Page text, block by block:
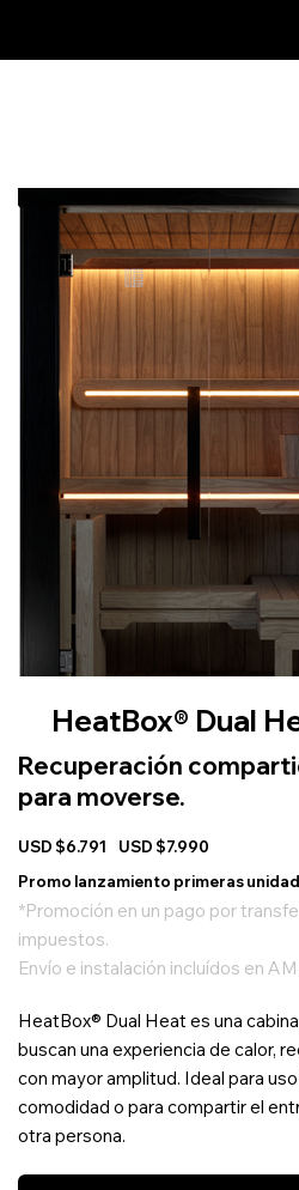
HeatBox® Dual
Recuperación
para moverse.
USD $6.791 USD $7.990
*Promoción en un pago por
impuestos.
Envío e instalación incluídos en
Promo lanzamiento primeras
HeatBox® Dual Heat es una
buscan una experiencia de calor,
con mayor amplitud. Ideal para
comodidad o para compartir el
otra persona.